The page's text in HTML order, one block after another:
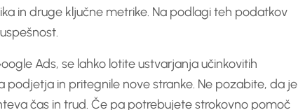
in druge ključne metrike. Na podlagi teh podatkov
Ads, se lahko lotite ustvarjanja učinkovitih
in pritegnile nove stranke. Ne pozabite, da je
čas in trud. Če pa potrebujete strokovno pomoč